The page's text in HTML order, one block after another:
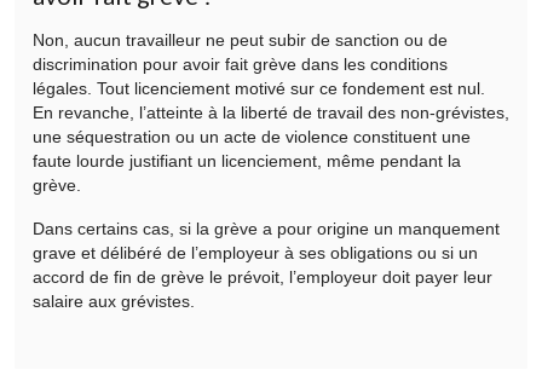
Non, aucun travailleur ne peut subir de sanction ou de
discrimination pour avoir fait grève dans les conditions
légales. Tout licenciement motivé sur ce fondement est nul.
En revanche, l’atteinte à la liberté de travail des non-grévistes,
une séquestration ou un acte de violence constituent une
faute lourde justifiant un licenciement, même pendant la
grève.
Dans certains cas, si la grève a pour origine un manquement
grave et délibéré de l’employeur à ses obligations ou si un
accord de fin de grève le prévoit, l’employeur doit payer leur
salaire aux grévistes.